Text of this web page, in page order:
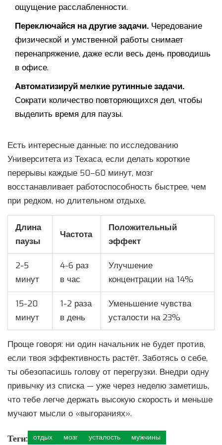
ощущение расслабленности.
Переключайся на другие задачи. Чередование
физической и умственной работы снимает
перенапряжение, даже если весь день проводишь
в офисе.
Автоматизируй мелкие рутинные задачи.
Сократи количество повторяющихся дел, чтобы
выделить время для паузы.
Есть интересные данные: по исследованию
Университета из Техаса, если делать короткие
перерывы каждые 50–60 минут, мозг
восстанавливает работоспособность быстрее, чем
при редком, но длительном отдыхе.
Длина
паузы
Частота
Положительный
эффект
2-5
минут
4-6 раз
в час
Улучшение
концентрации на 14%
15-20
минут
1-2 раза
в день
Уменьшение чувства
усталости на 23%
Проще говоря: ни один начальник не будет против,
если твоя эффективность растёт. Заботясь о себе,
ты обезопасишь голову от перегрузки. Внедри одну
привычку из списка — уже через неделю заметишь,
что тебе легче держать высокую скорость и меньше
мучают мысли о «выгораниях».
Теги: отдых мозг усталость
мужчины